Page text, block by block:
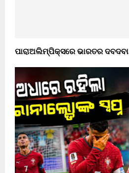
ପାରାଅଲିମ୍ପିକ୍ସରେ ଭାରତର ଦବଦବା